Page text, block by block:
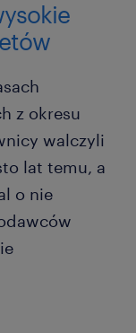
z okresu
walczyli
lat temu, a
o nie